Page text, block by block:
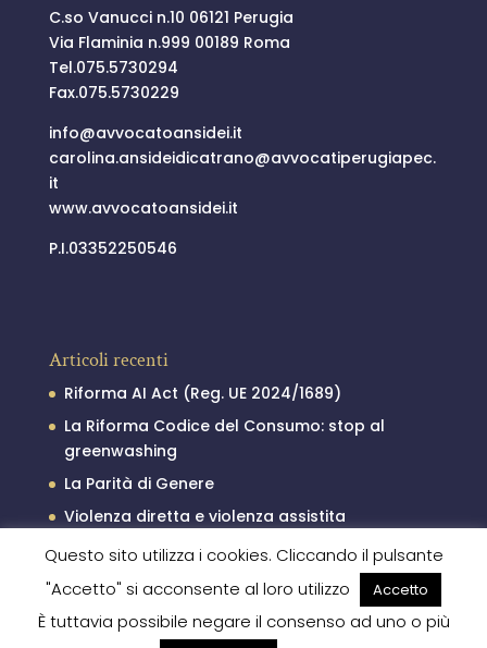
C.so Vanucci n.10 06121 Perugia
Via Flaminia n.999 00189 Roma
Tel.075.5730294
Fax.075.5730229
info@avvocatoansidei.it
carolina.ansideidicatrano@avvocatiperugiapec.
it
www.avvocatoansidei.it
P.I.03352250546
Articoli recenti
Riforma AI Act (Reg. UE 2024/1689)
La Riforma Codice del Consumo: stop al
greenwashing
La Parità di Genere
Violenza diretta e violenza assistita
Il processo penale minorile
Questo sito utilizza i cookies. Cliccando il pulsante
"Accetto" si acconsente al loro utilizzo
Accetto
È tuttavia possibile negare il consenso ad uno o più